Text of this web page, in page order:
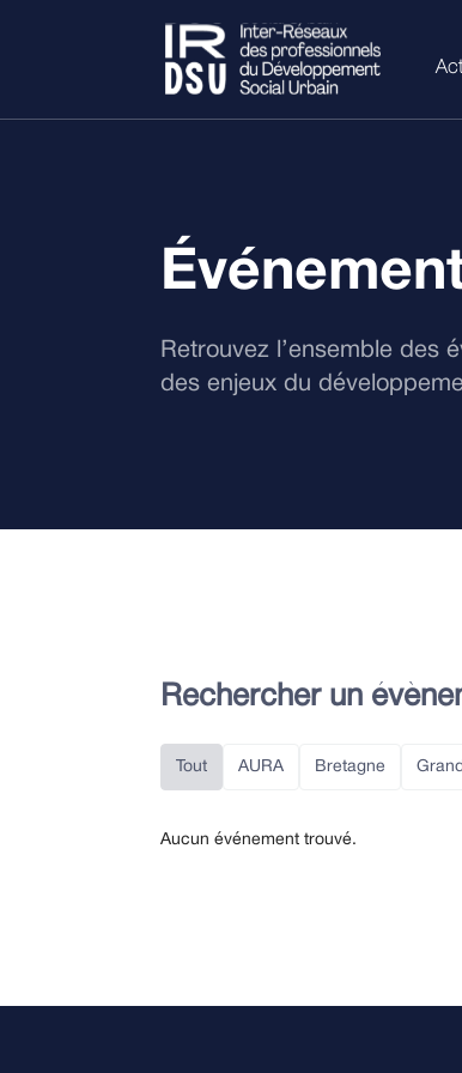
Retrouvez l’ensemble des
des enjeux du
Rechercher un
Tout AURA Bretagne
Aucun événement trouvé.